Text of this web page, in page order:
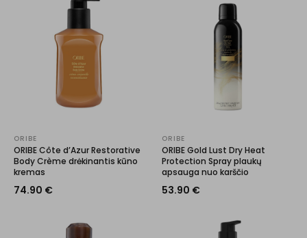
ORIBE
ORIBE Côte d’Azur Restorative
Body Crème drėkinantis kūno
kremas
74.90 €
ORIBE
ORIBE Gold Lust Dry Heat
Protection Spray plaukų
apsauga nuo karščio
53.90 €